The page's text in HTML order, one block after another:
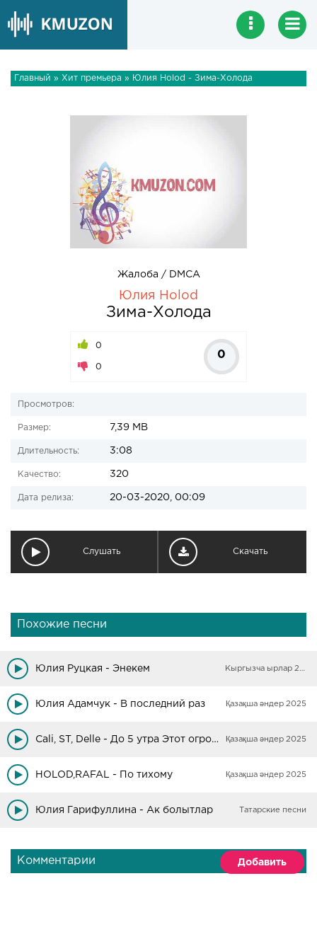
Главный » Хит премьера » Юлия Holod - Зима-Холода
Жалоба / DMCA
Юлия Holod
Зима-Холода
0
0
0
Просмотров:
Размер: 7,39 MB
Длительность: 3:08
Качество: 320
Дата релиза: 20-03-2020, 00:09
Слушать Скачать
Похожие песни
Юлия Руцкая - Энекем Кыргызча ырлар 2025
Юлия Адамчук - В последний раз Қазақша әндер 2025
Cali, ST, Delle - До 5 утра Этот огромный мир Қазақша әндер 2025
HOLOD,RAFAL - По тихому Қазақша әндер 2025
Юлия Гарифуллина - Ак болытлар Татарские песни
Комментарии Добавить